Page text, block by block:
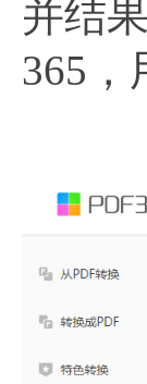
并结
365，